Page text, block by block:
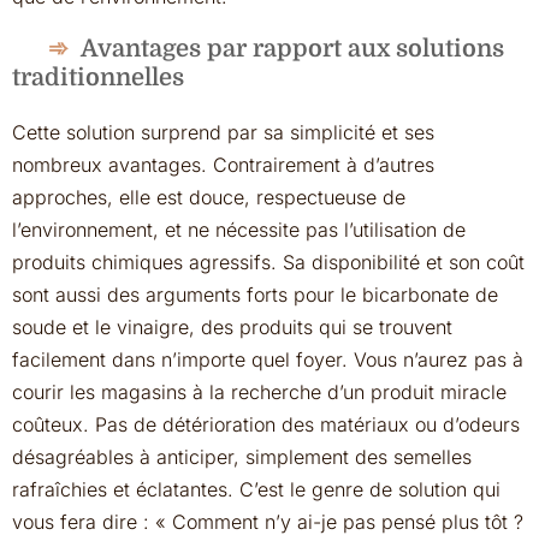
Avantages par rapport aux solutions
traditionnelles
Cette solution surprend par sa simplicité et ses
nombreux avantages. Contrairement à d’autres
approches, elle est douce, respectueuse de
l’environnement, et ne nécessite pas l’utilisation de
produits chimiques agressifs. Sa disponibilité et son coût
sont aussi des arguments forts pour le bicarbonate de
soude et le vinaigre, des produits qui se trouvent
facilement dans n’importe quel foyer. Vous n’aurez pas à
courir les magasins à la recherche d’un produit miracle
coûteux. Pas de détérioration des matériaux ou d’odeurs
désagréables à anticiper, simplement des semelles
rafraîchies et éclatantes. C’est le genre de solution qui
vous fera dire : « Comment n’y ai-je pas pensé plus tôt ?